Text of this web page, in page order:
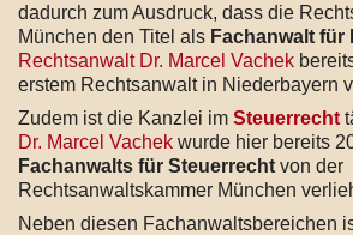
dadurch zum Ausdruck, dass die
München den Titel als Fachanwalt für
Rechtsanwalt Dr. Marcel Vachek
erstem Rechtsanwalt in Niederbayern
Zudem ist die Kanzlei im Steuerrecht
Dr. Marcel Vachek wurde hier bereits
Fachanwalts für Steuerrecht von der
Rechtsanwaltskammer München
Neben diesen Fachanwaltsbereichen